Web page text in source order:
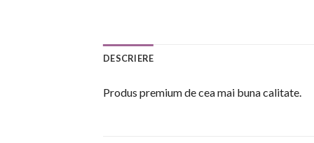
DESCRIERE
Produs premium de cea mai buna calitate.